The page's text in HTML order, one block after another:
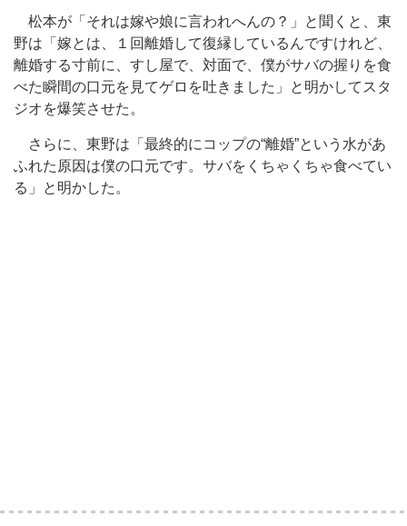
松本が「それは嫁や娘に言われへんの？」と聞くと、東
野は「嫁とは、１回離婚して復縁しているんですけれど、
離婚する寸前に、すし屋で、対面で、僕がサバの握りを食
べた瞬間の口元を見てゲロを吐きました」と明かしてスタ
ジオを爆笑させた。
さらに、東野は「最終的にコップの“離婚”という水があ
ふれた原因は僕の口元です。サバをくちゃくちゃ食べてい
る」と明かした。